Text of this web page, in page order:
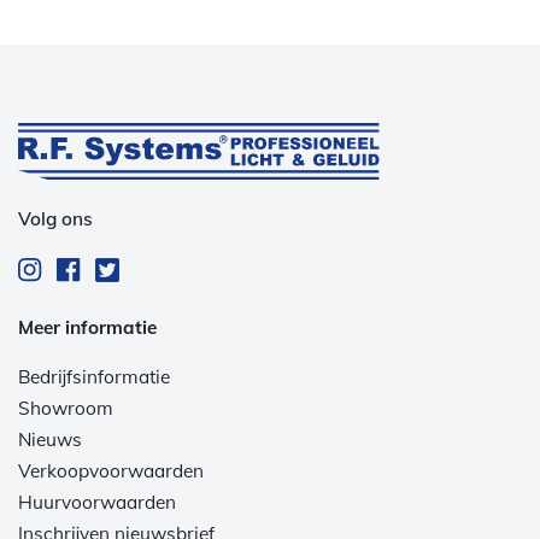
Volg ons
Meer informatie
Bedrijfsinformatie
Showroom
Nieuws
Verkoopvoorwaarden
Huurvoorwaarden
Inschrijven nieuwsbrief